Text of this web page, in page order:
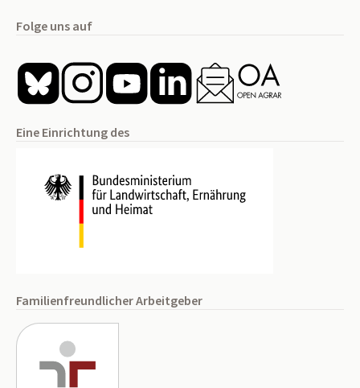
Folge uns auf
Eine Einrichtung des
Familienfreundlicher Arbeitgeber